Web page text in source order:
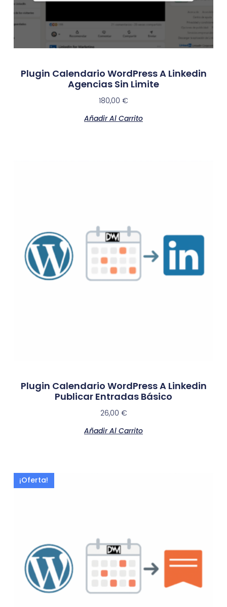
Plugin Calendario WordPress A Linkedin
Agencias Sin Limite
180,00 €
Añadir Al Carrito
Plugin Calendario WordPress A Linkedin
Publicar Entradas Básico
26,00 €
Añadir Al Carrito
¡Oferta!